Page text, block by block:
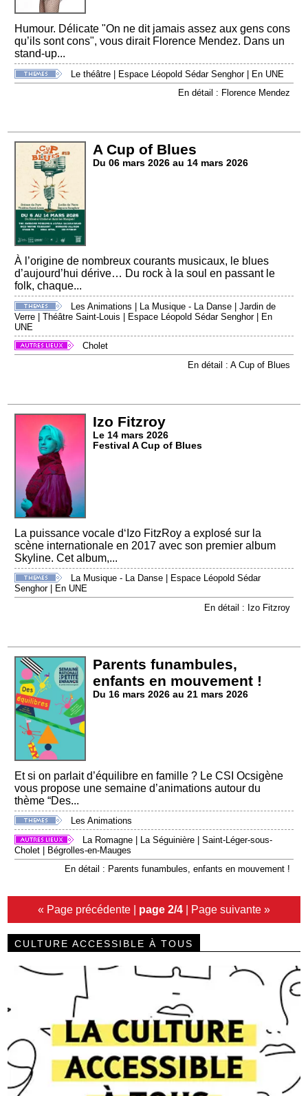
Humour. Délicate "On ne dit jamais assez aux gens cons
qu’ils sont cons", vous dirait Florence Mendez. Dans un
stand-up...
Le théâtre | Espace Léopold Sédar Senghor| En UNE
En détail : Florence Mendez
A Cup of Blues
Du 06 mars 2026 au 14 mars 2026
À l’origine de nombreux courants musicaux, le blues
d’aujourd’hui dérive… Du rock à la soul en passant le
folk, chaque...
Les Animations | La Musique - La Danse |Jardin de
Verre |Théâtre Saint-Louis | Espace Léopold Sédar Senghor| En
UNE
Cholet
En détail : A Cup of Blues
Izo Fitzroy
Le 14 mars 2026
Festival A Cup of Blues
La puissance vocale d‘Izo FitzRoy a explosé sur la
scène internationale en 2017 avec son premier album
Skyline. Cet album,...
La Musique - La Danse
Espace Léopold Sédar
Senghor|
En UNE
En détail : Izo Fitzroy
Parents funambules,
enfants en mouvement !
Du 16 mars 2026 au 21 mars 2026
Et si on parlait d’équilibre en famille ? Le CSI Ocsigène
vous propose une semaine d’animations autour du
thème “Des...
Les Animations
La Romagne
La Séguinière |Saint-Léger-sous-
Cholet
Bégrolles-en-Mauges
En détail : Parents funambules, enfants en mouvement !
« Page précédente | page 2/4 | Page suivante »
CULTURE ACCESSIBLE À TOUS